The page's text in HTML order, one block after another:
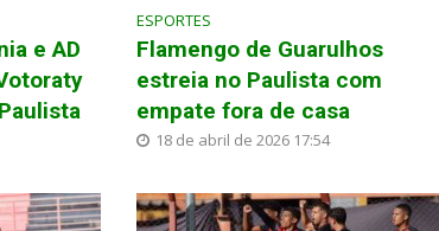
e AD
ESPORTES
Flamengo de Guarulhos
estreia no Paulista com
empate fora de casa
18 de abril de 2026 17:54